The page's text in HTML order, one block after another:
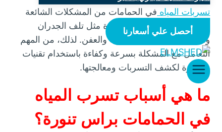
أحصل علي أسعارنا
تسربات المياه في الحمامات من المشكلات الشائعة
التي قد تؤدي إلى أضرار كبيرة مثل تلف الجدران
والأرضيات، وانتشار الرطوبة والعفن. لذلك، من المهم
التعامل مع المشكلة بسرعة وكفاءة باستخدام تقنيات
متطورة لكشف التسربات ومعالجتها.
ما هي أسباب تسرب المياه
في الحمامات براس تنورة؟